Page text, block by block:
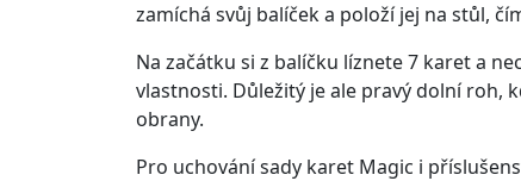
zamíchá svůj balíček a položí jej na stůl,
Na začátku si z balíčku líznete 7 karet a
vlastnosti. Důležitý je ale pravý dolní roh,
obrany.
Pro uchování sady karet Magic i